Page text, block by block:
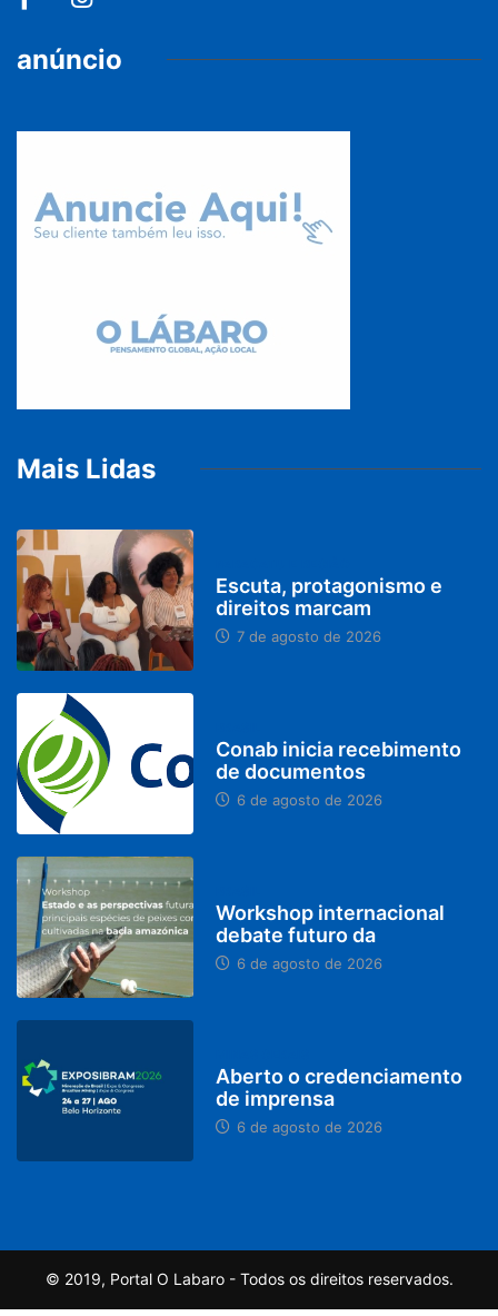
anúncio
Mais Lidas
Escuta, protagonismo e
direitos marcam
7 de agosto de 2026
Conab inicia recebimento
de documentos
6 de agosto de 2026
Workshop internacional
debate futuro da
6 de agosto de 2026
Aberto o credenciamento
de imprensa
6 de agosto de 2026
© 2019, Portal O Labaro - Todos os direitos reservados.